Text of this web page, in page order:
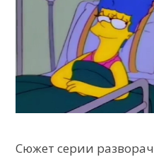
Сюжет серии